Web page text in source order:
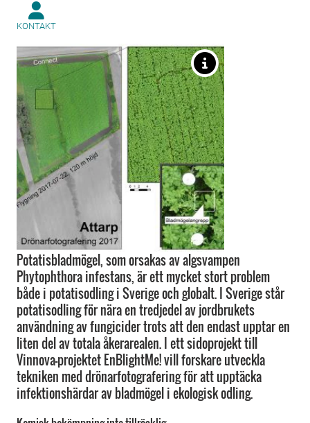
KONTAKT
Potatisbladmögel, som orsakas av algsvampen
Phytophthora infestans, är ett mycket stort problem
både i potatisodling i Sverige och globalt. I Sverige står
potatisodling för nära en tredjedel av jordbrukets
användning av fungicider trots att den endast upptar en
liten del av totala åkerarealen. I ett sidoprojekt till
Vinnova-projektet EnBlightMe! vill forskare utveckla
tekniken med drönarfotografering för att upptäcka
infektionshärdar av bladmögel i ekologisk odling.